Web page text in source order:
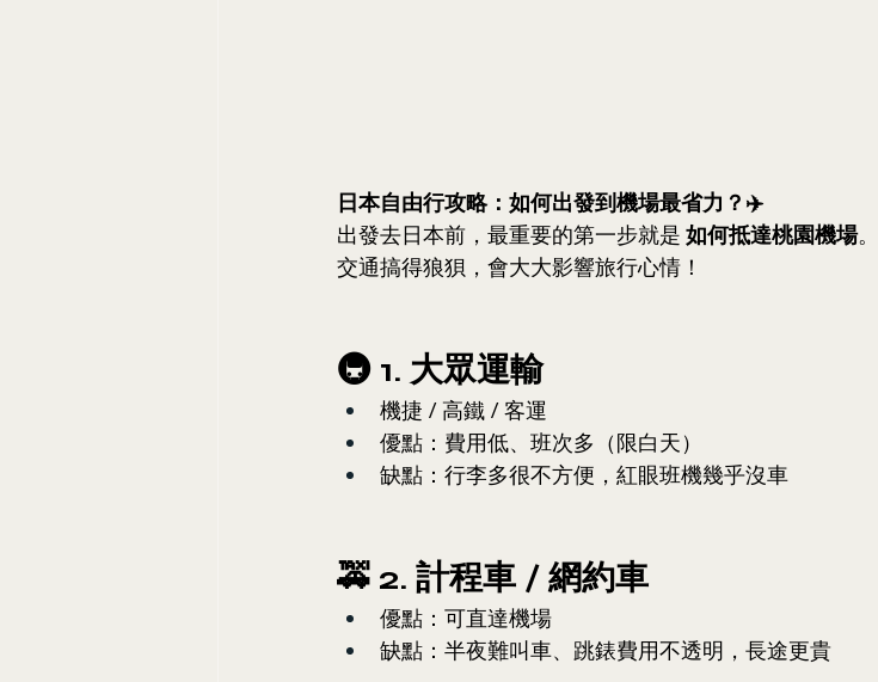
日本自由行攻略：如何出發到機場最省力？✈️
出發去日本前，最重要的第一步就是 如何抵達桃園機場
交通搞得狼狽，會大大影響旅行心情！
🚇 1. 大眾運輸
機捷 / 高鐵 / 客運
優點：費用低、班次多（限白天）
缺點：行李多很不方便，紅眼班機幾乎沒車
🚕 2. 計程車 / 網約車
優點：可直達機場
缺點：半夜難叫車、跳錶費用不透明，長途更貴